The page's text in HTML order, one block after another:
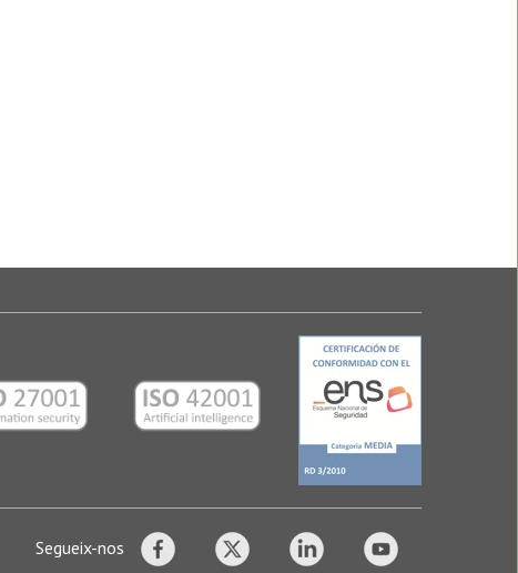
Segueix-nos